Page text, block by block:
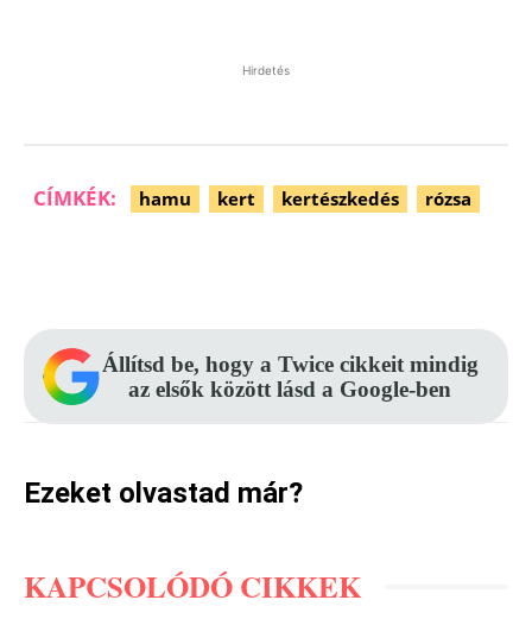
Hirdetés
CÍMKÉK: hamu kert kertészkedés rózsa
Állítsd be, hogy a Twice cikkeit mindig
az elsők között lásd a Google-ben
Ezeket olvastad már?
KAPCSOLÓDÓ CIKKEK